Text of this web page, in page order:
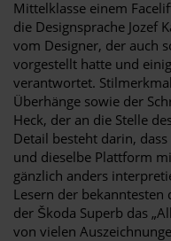
Mittelklasse einem
die Designsprache Jozef
vom Designer, der auch
vorgestellt hatte und
verantwortet.
Überhänge sowie der
Heck, der an die Stelle
Detail besteht darin,
und dieselbe Plattform
gänzlich anders
Lesern der
der Škoda Superb das
von vielen